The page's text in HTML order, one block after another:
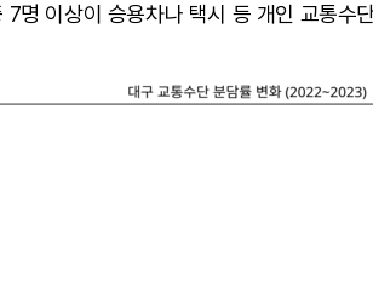
명 이상이 승용차나 택시 등 개인 교통수